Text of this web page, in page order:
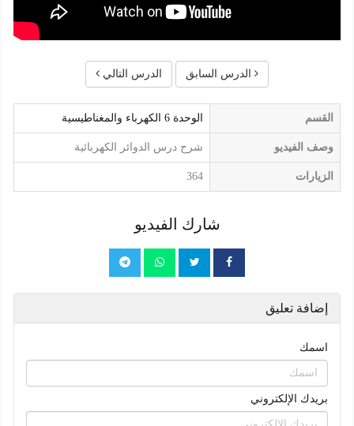
الدرس السابق الدرس التالي
القسم الوحدة 6 الكهرباء والمغناطيسية
وصف الفيديو شرح درس الدوائر الكهربائية
الزيارات 364
شارك الفيديو
إضافة تعليق
اسمك
بريدك الإلكتروني